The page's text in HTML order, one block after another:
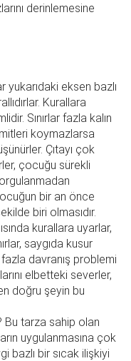
derinlemesine
eksen bazlı
Kurallara
Sınırlar fazla kalın
koymazlarsa
Çıtayı çok
çocuğu sürekli
bir an önce
biri olmasıdır.
kurallara uyarlar,
saygıda kusur
davranış problemi
elbetteki severler,
doğru şeyin bu
Bu tarza sahip olan
uygulanmasına çok
bazlı bir sıcak ilişkiyi